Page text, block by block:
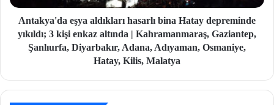
Antakya'da eşya aldıkları hasarlı bina Hatay depreminde
yıkıldı; 3 kişi enkaz altında | Kahramanmaraş, Gaziantep,
Şanlıurfa, Diyarbakır, Adana, Adıyaman, Osmaniye,
Hatay, Kilis, Malatya